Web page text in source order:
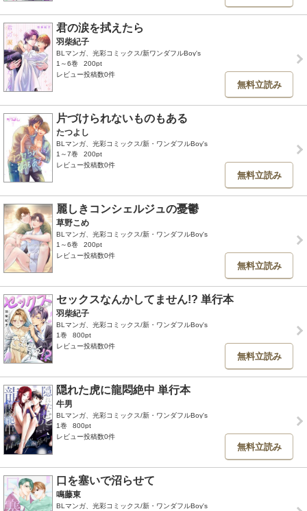
君の涙を拭えたら
羽柴紀子
BLマンガ、光彩コミックス/新ワンダフルBoy's
1～6巻
200pt
レビュー投稿数0件
無料立読み
片づけられないものもある
たつよし
BLマンガ、光彩コミックス/新・ワンダフルBoy's
1～7巻
200pt
レビュー投稿数0件
無料立読み
麗しきコンシェルジュの憂鬱
草野こめ
BLマンガ、光彩コミックス/新・ワンダフルBoy's
1～6巻
200pt
レビュー投稿数0件
無料立読み
セックスなんかしてません!? 単行本
羽柴紀子
BLマンガ、光彩コミックス/新・ワンダフルBoy's
1巻
800pt
レビュー投稿数0件
無料立読み
隠れた虎に龍悶絶中 単行本
牛男
BLマンガ、光彩コミックス/新・ワンダフルBoy's
1巻
800pt
レビュー投稿数0件
無料立読み
口を塞いで沼らせて
鳴藤東
BLマンガ、光彩コミックス/新・ワンダフルBoy's